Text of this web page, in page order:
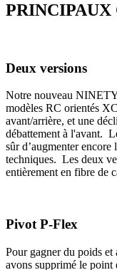
PRINCIPAUX
Deux versions
Notre nouveau
modèles RC orientés
avant/arrière, et une
débattement à l'avant.
sûr d’augmenter
techniques. Les deux
entièrement en fibre de
Pivot P-Flex
Pour gagner du poids
avons supprimé le point